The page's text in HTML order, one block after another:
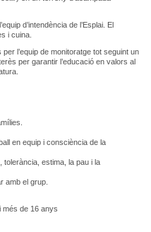
d’intendència de l’Esplai. El
i cuina.
l’equip de monitoratge tot seguint un
per garantir l’educació en valors al
en equip i consciència de la
estima, la pau i la
amb el grup.
de 16 anys